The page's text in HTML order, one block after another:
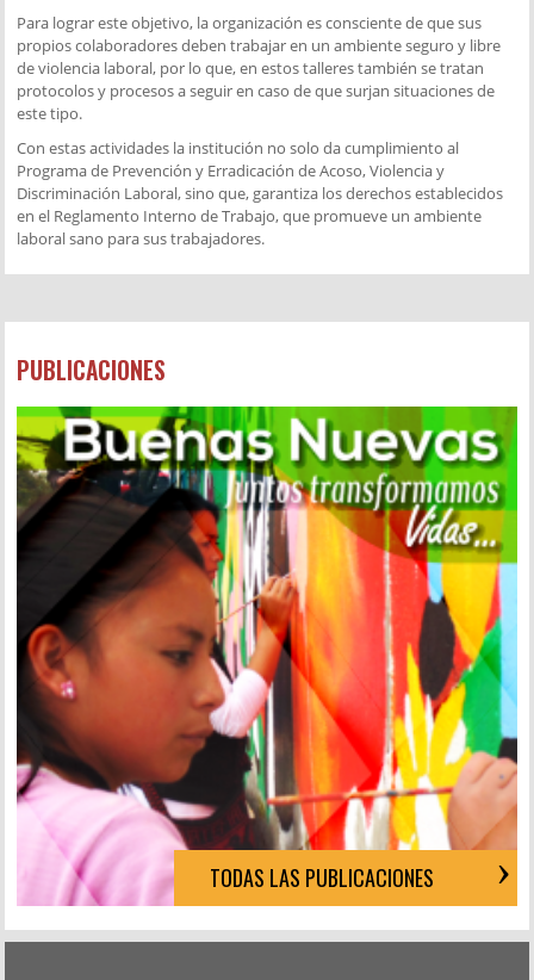
Para lograr este objetivo, la organización es consciente de que sus
propios colaboradores deben trabajar en un ambiente seguro y libre
de violencia laboral, por lo que, en estos talleres también se tratan
protocolos y procesos a seguir en caso de que surjan situaciones de
este tipo.
Con estas actividades la institución no solo da cumplimiento al
Programa de Prevención y Erradicación de Acoso, Violencia y
Discriminación Laboral, sino que, garantiza los derechos establecidos
en el Reglamento Interno de Trabajo, que promueve un ambiente
laboral sano para sus trabajadores.
PUBLICACIONES
TODAS LAS PUBLICACIONES